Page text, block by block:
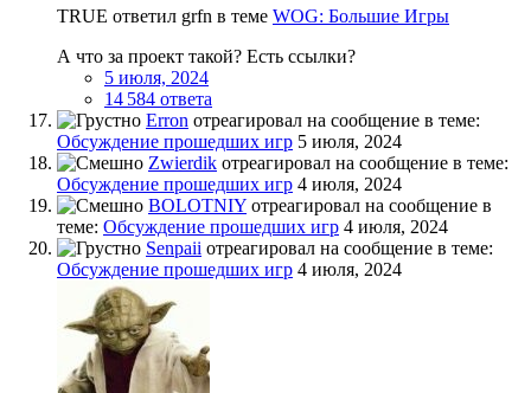
TRUE ответил grfn в теме WOG: Большие Игры
А что за проект такой? Есть ссылки?
5 июля, 2024
14 584 ответа
Erron отреагировал на сообщение в теме:
Обсуждение прошедших игр 5 июля, 2024
Zwierdik отреагировал на сообщение в теме:
Обсуждение прошедших игр 4 июля, 2024
BOLOTNIY отреагировал на сообщение в
теме: Обсуждение прошедших игр 4 июля, 2024
Senpaii отреагировал на сообщение в теме:
Обсуждение прошедших игр 4 июля, 2024